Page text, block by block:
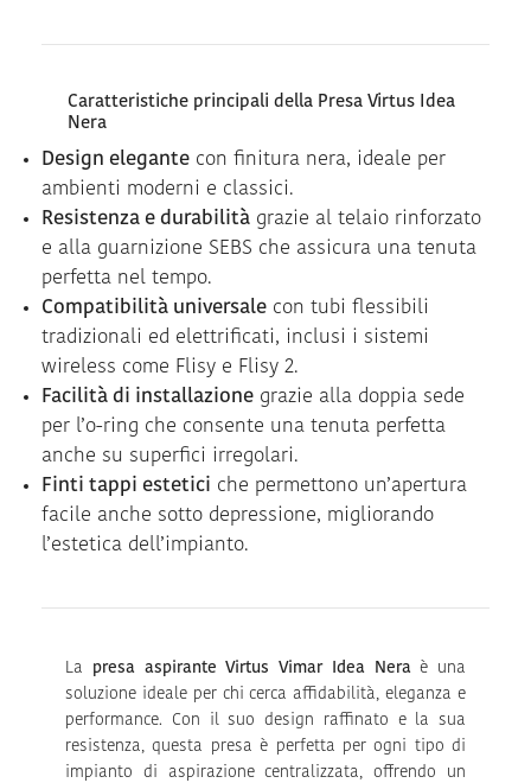
Caratteristiche principali della Presa Virtus Idea
Nera
Design elegante con finitura nera, ideale per
ambienti moderni e classici.
Resistenza e durabilità grazie al telaio rinforzato
e alla guarnizione SEBS che assicura una tenuta
perfetta nel tempo.
Compatibilità universale con tubi flessibili
tradizionali ed elettrificati, inclusi i sistemi
wireless come Flisy e Flisy 2.
Facilità di installazione grazie alla doppia sede
per l’o-ring che consente una tenuta perfetta
anche su superfici irregolari.
Finti tappi estetici che permettono un’apertura
facile anche sotto depressione, migliorando
l’estetica dell’impianto.
La presa aspirante Virtus Vimar Idea Neraè una
soluzione ideale per chi cerca affidabilità, eleganza e
performance. Con il suo design raffinato e la sua
resistenza, questa presa è perfetta per ogni tipo di
impianto di aspirazione centralizzata, offrendo un